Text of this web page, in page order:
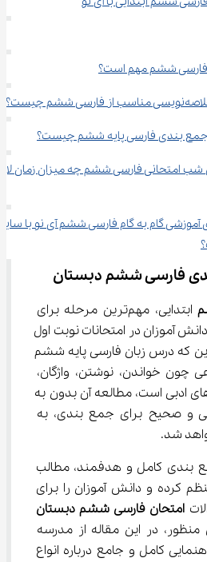
ششم مهم است؟
ششم چیست؟
امتحانی فارسی ششم چه میزان زمان
آموزشی گام به گام فارسی ششم آی نو با
فارسی ششم دبستان
ابتدایی، مهم‌ترین مرحله برای
آموزان در امتحانات نوبت اول
که درس زبان فارسی پایه ششم
متنوعی چون خواندن، نوشتن، واژگان،
دستور زبان و آرایه‌های ادبی است، مطالعه آن بدون به
اصولی و صحیح برای جمع بندی، به
شد.
بندی کامل و هدفمند، مطالب
کرده و دانش آموزان را برای
امتحان فارسی ششم دبستان
منظور، در این مقاله از مدرسه
کامل و جامع درباره انواع